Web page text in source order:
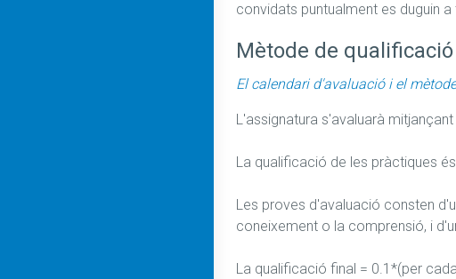
convidats puntualment es duguin
Mètode de qualificació
El calendari d'avaluació i el
L'assignatura s'avaluarà
La qualificació de les pràctiques
Les proves d'avaluació consten
coneixement o la comprensió, i
La qualificació final = 0.1*(per